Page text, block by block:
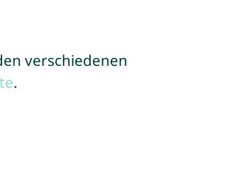
verschiedenen
.